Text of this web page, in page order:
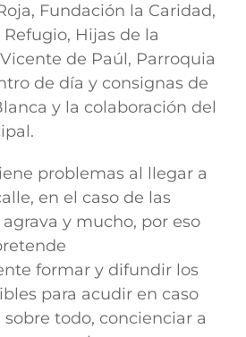
Fundación la Caridad,
Hijas de la
de Paúl, Parroquia
de día y consignas de
y la colaboración del
problemas al llegar a
en el caso de las
y mucho, por eso
formar y difundir los
para acudir en caso
sobre todo, concienciar a